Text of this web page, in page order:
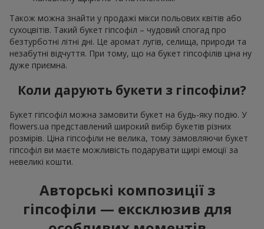
Також можна знайти у продажі мікси польових квітів або
сухоцвітів. Такий букет гіпсофіл – чудовий спогад про
безтурботні літні дні. Це аромат лугів, селища, природи та
незабутні відчуття. При тому, що на букет гіпсофілів ціна ну
дуже приємна.
Коли дарують букети з гіпсофіли?
Букет гіпсофіл можна замовити букет на будь-яку подію. У
flowers.ua представлений широкий вибір букетів різних
розмірів. Ціна гіпсофіли не велика, тому замовляючи букет
гіпсофіл ви маєте можливість подарувати щирі емоції за
невеликі кошти.
Авторські композиції з
гіпсофіли — ексклюзив для